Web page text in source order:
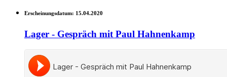
Erscheinungsdatum: 15.04.2020
Lager - Gespräch mit Paul Hahnenkamp